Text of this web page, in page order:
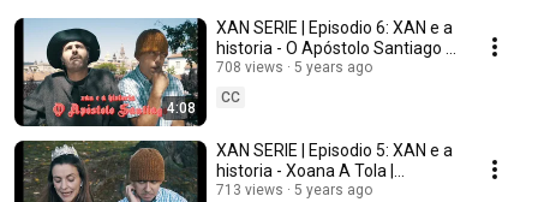
4:08
XAN SERIE | Episodio 6: XAN e a
historia - O Apóstolo Santiago |
Estévez & Canalejo
708 views
5 years ago
CC
XAN SERIE | Episodio 5: XAN e a
historia - Xoana A Tola |
Estévez & Canalejo
713 views 5 years ago